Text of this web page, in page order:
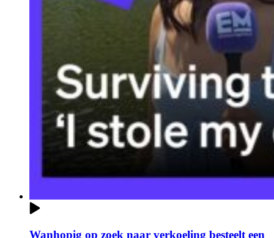
Wanhopig op zoek naar verkoeling besteelt een